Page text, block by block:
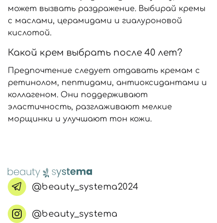
может вызвать раздражение. Выбирай кремы
с маслами, церамидами и гиалуроновой
кислотой.
Какой крем выбрать после 40 лет?
Предпочтение следует отдавать кремам с
ретинолом, пептидами, антиоксидантами и
коллагеном. Они поддерживают
эластичность, разглаживают мелкие
морщинки и улучшают тон кожи.
@beauty_systema2024
@beauty_systema